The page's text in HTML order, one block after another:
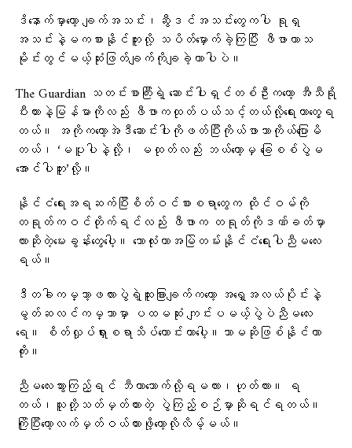
ဒိနောက်မှာတော့ ချက်အသင်း၊ဆွီဒင်အသင်းတွေကပါ ရုရှ
အသင်းနဲ့မကစားနိုင်ဘူးလို့ သပိတ်မှောက်ခဲ့ကြပြီး ဖီဖာဟာသ
မိုင်းတွင်မယ့်ဆုံးဖြတ်ချက်ကိုချခဲ့တာပါပဲ။
The Guardian သတင်းစာကြီးရဲ့ ဆောင်းပါးရှင်တစ်ဦးကတော့ အီသီရို
ပီးယားနဲ့မြန်မာကိုလည်း ဖီဖာကထုတ်ပယ်သင့်တယ်လို့ရေးတာတွေ့ရ
တယ်။ အကိုကတော့အဲဒီဆောင်းပါးကိုဖတ်ပြီးကိုယ်ဖာသာကိုယ်ပြောမိ
တယ်၊ ‘မပူပါနဲ့လို့၊ မထုတ်လည်း ဘယ်တော့မှ ခြေစစ်ပွဲမ
အောင်ပါဘူး’လို့။
နိုင်ငံရေးအရဆက်ပြီးစိတ်ဝင်စားစရာတွေက ထိုင်ဝမ်ကို
တရုတ်ကဝင်တိုက်ရင်လည်း ဖီဖာက တရုတ်ကိုဒဏ်ခတ်မှာ
လားဆိုတဲ့မေးခွန်းတွေပေါ့။ ဘောလုံးဟာအမြဲတမ်းနိုင်ငံရေးပါညီမလေး
ရယ်။
ဒီတခါကမ္ဘာ့ဖလားပွဲရဲ့ထူးခြားချက်ကတော့ အရှေ့အလယ်ပိုင်းနဲ့
မွတ်ဆလင်ကမ္ဘာမှာ ပထမဆုံး ကျင်းပမယ့်ပွဲပဲညီမလေး
ရေ။ စိတ်လှုပ်ရှားစရာသိပ်ကောင်းတာပေါ့။ဘာမဆိုဖြစ်နိုင်တာ
ကိုး။
ညီမလေးသွားကြည့်ရင် ဘီယာသောက်လို့ရမလား၊ဟုတ်လား။ ရ
တယ်၊သူတို့သတ်မှတ်ထားတဲ့ ပွဲကြည့်စဉ်မှာဆိုရင်ရတယ်။
ကြိုပြီးတော့လက်မှတ်ဝယ်ထားဖို့တော့လိုလိမ့်မယ်။